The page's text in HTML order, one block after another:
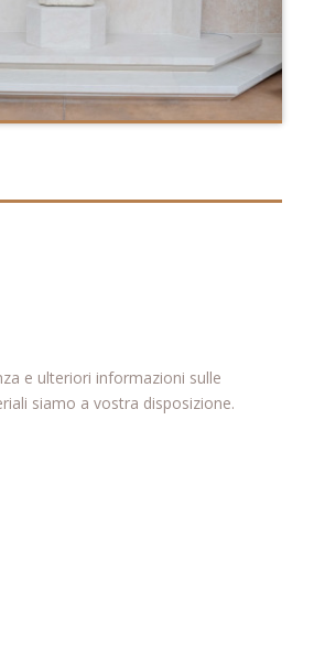
e ulteriori informazioni sulle
siamo a vostra disposizione.